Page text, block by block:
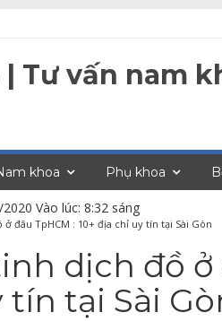
| Tư vấn nam
khoa Phụ khoa
Vào lúc: 8:32 sáng
đâu TpHCM : 10+ địa chỉ uy tín tại Sài Gòn
dịch đồ ở
tín tại Sài